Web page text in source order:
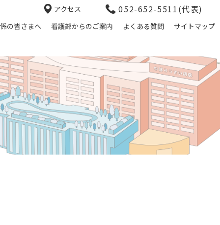
アクセス 052-652-5511(代表)
の皆さまへ 看護部からのご案内 よくある質問 サイトマップ